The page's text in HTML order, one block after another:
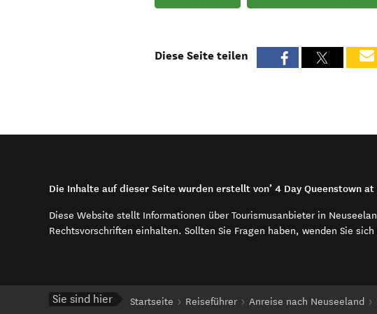
Diese Seite teilen
Die Inhalte auf dieser Seite wurden erstellt von’ 4 Day Queenstown at
Diese Website stellt Informationen über Tourismusanbieter in
Rechtsvorschriften einhalten. Sollten Sie Fragen haben, wenden Sie
Sie sind hier Startseite Reiseführer Anreise nach Neuseeland